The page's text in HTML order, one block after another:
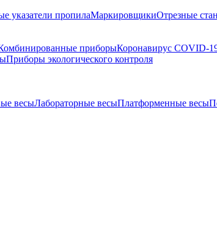
указатели пропилаМаркировщикиОтрезные
приборыКоронавирус COVID-
Приборы экологического контроля
весыЛабораторные весыПлатформенные весы